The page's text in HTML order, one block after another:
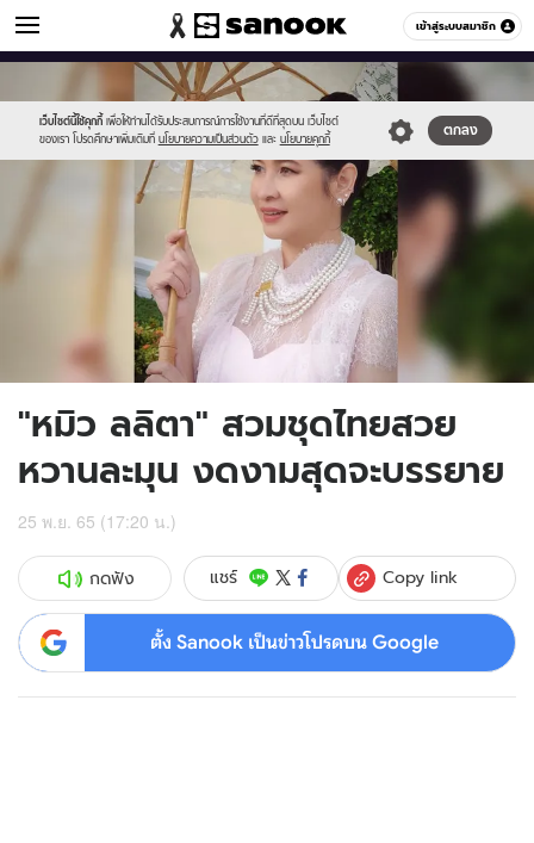
เข้าสู่ระบบสมาชิก
ข่าวบันเทิง หมวดอื่นๆ
เว็บไซต์นี้ใช้คุกกี้ เพื่อให้ท่านได้รับประสบการณ์การใช้งานที่ดีที่สุดบน เว็บไซต์
ของเรา โปรดศึกษาเพิ่มเติมที่ นโยบายความเป็นส่วนตัว และ นโยบายคุกกี้
ตกลง
//s.isanook.com/sr/0/images/logo-
new-
sanook.png
//s.isanook.com/ns/0/ud/1732/8660390/mew.jpg
"หมิว ลลิตา" สวมชุดไทยสวย
หวานละมุน งดงามสุดจะบรรยาย
25 พ.ย. 65 (17:20 น.)
กดฟัง แชร์ Copy link
ตั้ง Sanook เป็นข่าวโปรดบน Google